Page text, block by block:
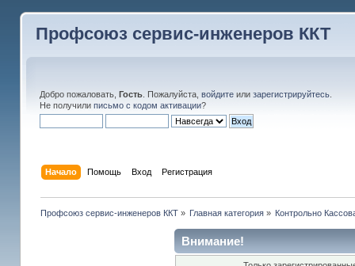
Профсоюз сервис-инженеров ККТ
Добро пожаловать, Гость. Пожалуйста, войдитеили зарегистрируйтесь.
Не получили письмо с кодом активации?
Начало Помощь Вход Регистрация
Профсоюз сервис-инженеров ККТ» Главная категория » Контрольно
Внимание!